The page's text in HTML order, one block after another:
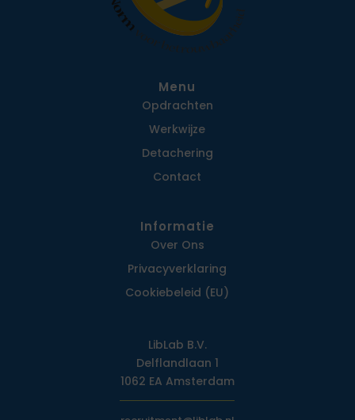
Menu
Opdrachten
Werkwijze
Detachering
Contact
Informatie
Over Ons
Privacy­verklaring
Cookiebeleid (EU)
LibLab B.V.
Delflandlaan 1
1062 EA Amsterdam